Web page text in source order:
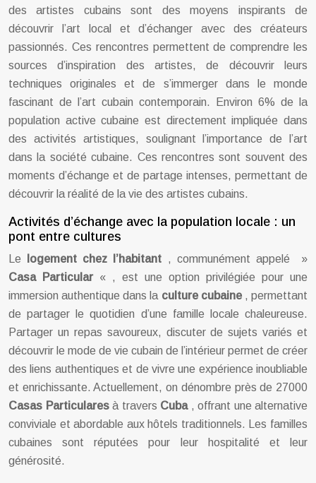
des artistes cubains sont des moyens inspirants de
découvrir l’art local et d’échanger avec des créateurs
passionnés. Ces rencontres permettent de comprendre les
sources d’inspiration des artistes, de découvrir leurs
techniques originales et de s’immerger dans le monde
fascinant de l’art cubain contemporain. Environ 6% de la
population active cubaine est directement impliquée dans
des activités artistiques, soulignant l’importance de l’art
dans la société cubaine. Ces rencontres sont souvent des
moments d’échange et de partage intenses, permettant de
découvrir la réalité de la vie des artistes cubains.
Activités d’échange avec la population locale : un
pont entre cultures
Le logement chez l’habitant , communément appelé »
Casa Particular « , est une option privilégiée pour une
immersion authentique dans la culture cubaine , permettant
de partager le quotidien d’une famille locale chaleureuse.
Partager un repas savoureux, discuter de sujets variés et
découvrir le mode de vie cubain de l’intérieur permet de créer
des liens authentiques et de vivre une expérience inoubliable
et enrichissante. Actuellement, on dénombre près de 27000
Casas Particulares à travers Cuba , offrant une alternative
conviviale et abordable aux hôtels traditionnels. Les familles
cubaines sont réputées pour leur hospitalité et leur
générosité.